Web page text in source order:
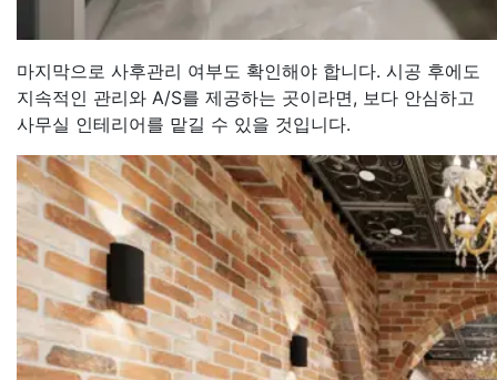
마지막으로 사후관리 여부도 확인해야 합니다. 시공 후에도
지속적인 관리와 A/S를 제공하는 곳이라면, 보다 안심하고
사무실 인테리어를 맡길 수 있을 것입니다.